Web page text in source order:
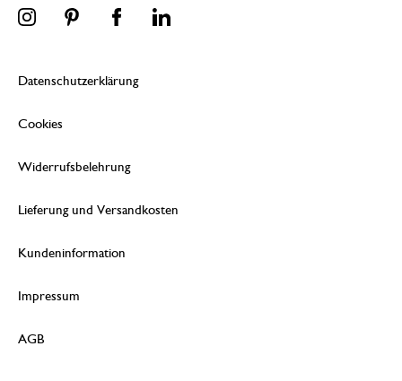
Datenschutzerklärung
Cookies
Widerrufsbelehrung
Lieferung und Versandkosten
Kundeninformation
Impressum
AGB